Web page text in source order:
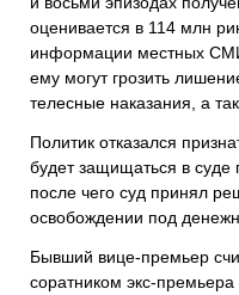
оценивается в 114 млн
информации местных
ему могут грозить
телесные наказания, а
Политик отказался
будет защищаться в суде
после чего суд принял
освобождении под
Бывший вице-премьер
соратником экс-